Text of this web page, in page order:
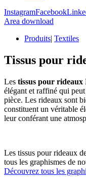
InstagramFacebook
Area download
Produits| Textiles
Tissus pour
Les tissus pour rideaux
élégant et raffiné qui
pièce. Les rideaux sont
constituent un véritable
leur conférant une
Les tissus pour rideaux
tous les graphismes de
Découvrez tous les